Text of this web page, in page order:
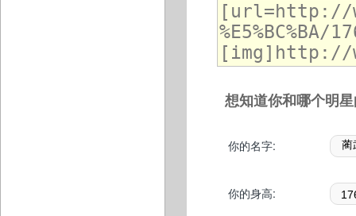
想知道你和哪个明
你的名字:
你的身高: